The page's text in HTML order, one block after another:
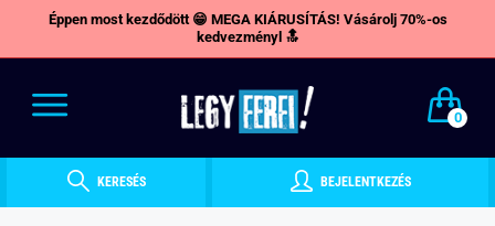
Éppen most kezdődött 😁 MEGA KIÁRUSÍTÁS! Vásárolj 70%-os
kedvezményl 🔝
0
KERESÉS BEJELENTKEZÉS